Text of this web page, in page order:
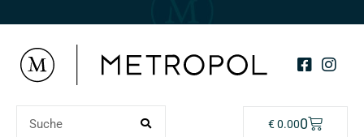
€0.000